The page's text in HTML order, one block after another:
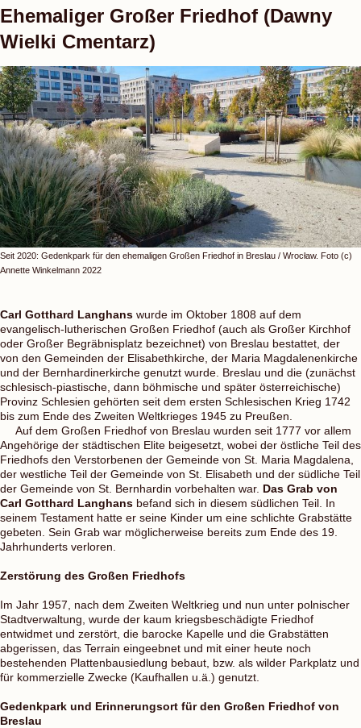
Ehemaliger Großer Friedhof (Dawny
Wielki Cmentarz)
Seit 2020: Gedenkpark für den ehemaligen Großen Friedhof in Breslau / Wrocław. Foto (c)
Annette Winkelmann 2022
Carl Gotthard Langhans wurde im Oktober 1808 auf dem
evangelisch-lutherischen Großen Friedhof (auch als Großer Kirchhof
oder Großer Begräbnisplatz bezeichnet) von Breslau bestattet, der
von den Gemeinden der Elisabethkirche, der Maria Magdalenenkirche
und der Bernhardinerkirche genutzt wurde. Breslau und die (zunächst
schlesisch-piastische, dann böhmische und später österreichische)
Provinz Schlesien gehörten seit dem ersten Schlesischen Krieg 1742
bis zum Ende des Zweiten Weltkrieges 1945 zu Preußen.
Auf dem Großen Friedhof von Breslau wurden seit 1777 vor allem
Angehörige der städtischen Elite beigesetzt, wobei der östliche Teil des
Friedhofs den Verstorbenen der Gemeinde von St. Maria Magdalena,
der westliche Teil der Gemeinde von St. Elisabeth und der südliche Teil
der Gemeinde von St. Bernhardin vorbehalten war. Das Grab von
Carl Gotthard Langhans befand sich in diesem südlichen Teil. In
seinem Testament hatte er seine Kinder um eine schlichte Grabstätte
gebeten. Sein Grab war möglicherweise bereits zum Ende des 19.
Jahrhunderts verloren.
Zerstörung des Großen Friedhofs
Im Jahr 1957, nach dem Zweiten Weltkrieg und nun unter polnischer
Stadtverwaltung, wurde der kaum kriegsbeschädigte Friedhof
entwidmet und zerstört, die barocke Kapelle und die Grabstätten
abgerissen, das Terrain eingeebnet und mit einer heute noch
bestehenden Plattenbausiedlung bebaut, bzw. als wilder Parkplatz und
für kommerzielle Zwecke (Kaufhallen u.ä.) genutzt.
Gedenkpark und Erinnerungsort für den Großen Friedhof von
Breslau